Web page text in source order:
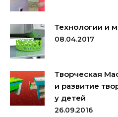
Технологии и
08.04.2017
Творческая
и развитие
у детей
26.09.2016